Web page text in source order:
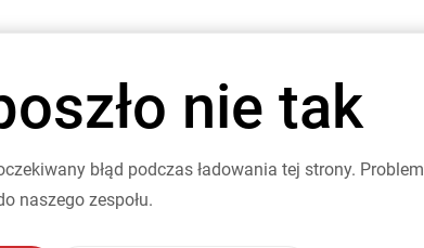
nie tak
błąd podczas ładowania tej strony. Problem
naszego zespołu.